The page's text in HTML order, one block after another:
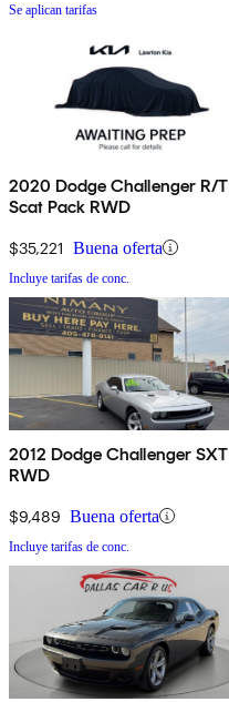
Se aplican tarifas
2020 Dodge Challenger R/T
Scat Pack RWD
$35,221 Buena oferta
Incluye tarifas de conc.
2012 Dodge Challenger SXT
RWD
$9,489 Buena oferta
Incluye tarifas de conc.